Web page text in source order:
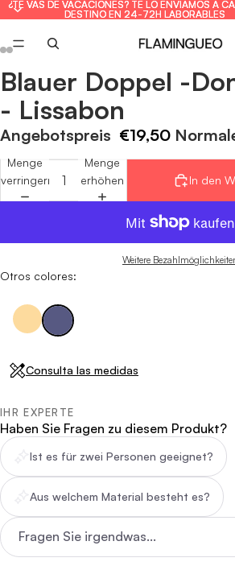
¿TE VAS DE VACACIONES? TE LO ENVIAMOS A
DESTINO EN 24-72H LABORABLES
¿TE VAS DE VACACIONES? TE LO ENVIAMOS A
DESTINO EN 24-72H LABORABLES
Bild
im
Vollbildmodus
öffnen
Bild
im
Vollbildmodus
öffnen
Bild
im
Vollbildmodus
öffnen
Bild
im
Vollbildmodus
öffnen
Bild
im
Vollbildmodus
öffnen
Bild
im
Vollbildmodus
öffnen
Bild
im
Vollbildmodus
öffnen
Bild
im
Vollbildmodus
öffnen
Blauer Doppel -
- Lissabon
Angebotspreis €19,50
Menge
verringern
Menge
erhöhen
In den
Weitere
Otros colores:
Consulta las medidas
IHR EXPERTE
Haben Sie Fragen zu diesem Produkt?
Ist es für zwei Personen geeignet?
Aus welchem Material besteht es?